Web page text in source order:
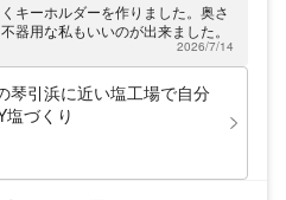
キーホルダーを作りました。奥さ
器用な私もいいのが出来ました。
2026/7/14
琴引浜に近い塩工場で自分
塩づくり